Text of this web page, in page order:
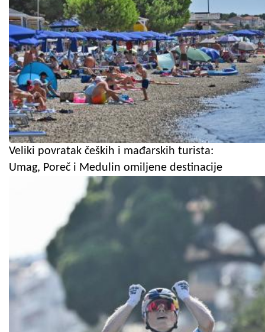
Veliki povratak čeških i mađarskih turista:
Umag, Poreč i Medulin omiljene destinacije